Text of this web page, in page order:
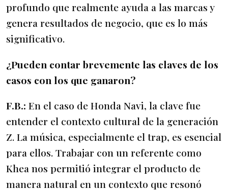
profundo que realmente ayuda a las marcas y
genera resultados de negocio, que es lo más
significativo.
¿Pueden contar brevemente las claves de los
casos con los que ganaron?
F.B.: En el caso de Honda Navi, la clave fue
entender el contexto cultural de la generación
Z. La música, especialmente el trap, es esencial
para ellos. Trabajar con un referente como
Khea nos permitió integrar el producto de
manera natural en un contexto que resonó